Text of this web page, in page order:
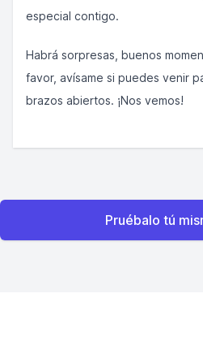
especial contigo.
Habrá sorpresas, buenos
favor, avísame si puedes venir
brazos abiertos. ¡Nos vemos!
Pruébalo tú